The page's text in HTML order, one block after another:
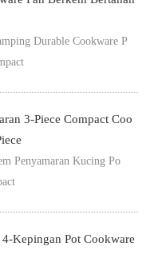
Durable Cookware P
3-Piece Compact Coo
Penyamaran Kucing Po
4-Kepingan Pot Cookware